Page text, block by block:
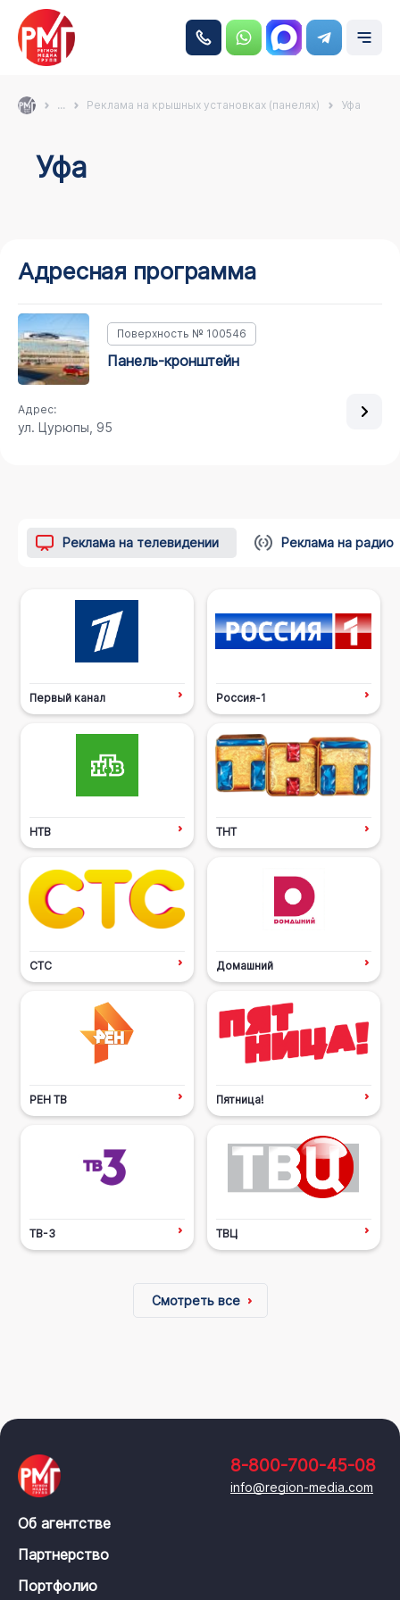
... Реклама на крышных установках (панелях) Уфа
Уфа
Адресная программа
Поверхность № 100546
панель-кронштейн
Адрес:
ул. Цурюпы, 95
Реклама на телевидении Реклама на радио
Первый канал Россия-1
НТВ ТНТ
СТС Домашний
РЕН ТВ Пятница!
ТВ-3 ТВЦ
Смотреть все
8-800-700-45-08
info@region-media.com
Об агентстве
Партнерство
Портфолио